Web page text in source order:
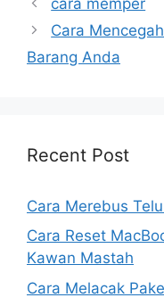
Cara
Barang Anda
Recent Post
Cara Merebus
Cara Reset
Kawan Mastah
Cara Melacak